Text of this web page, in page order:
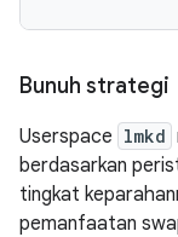
Bunuh strategi
Userspace lmkd
berdasarkan
tingkat
pemanfaatan